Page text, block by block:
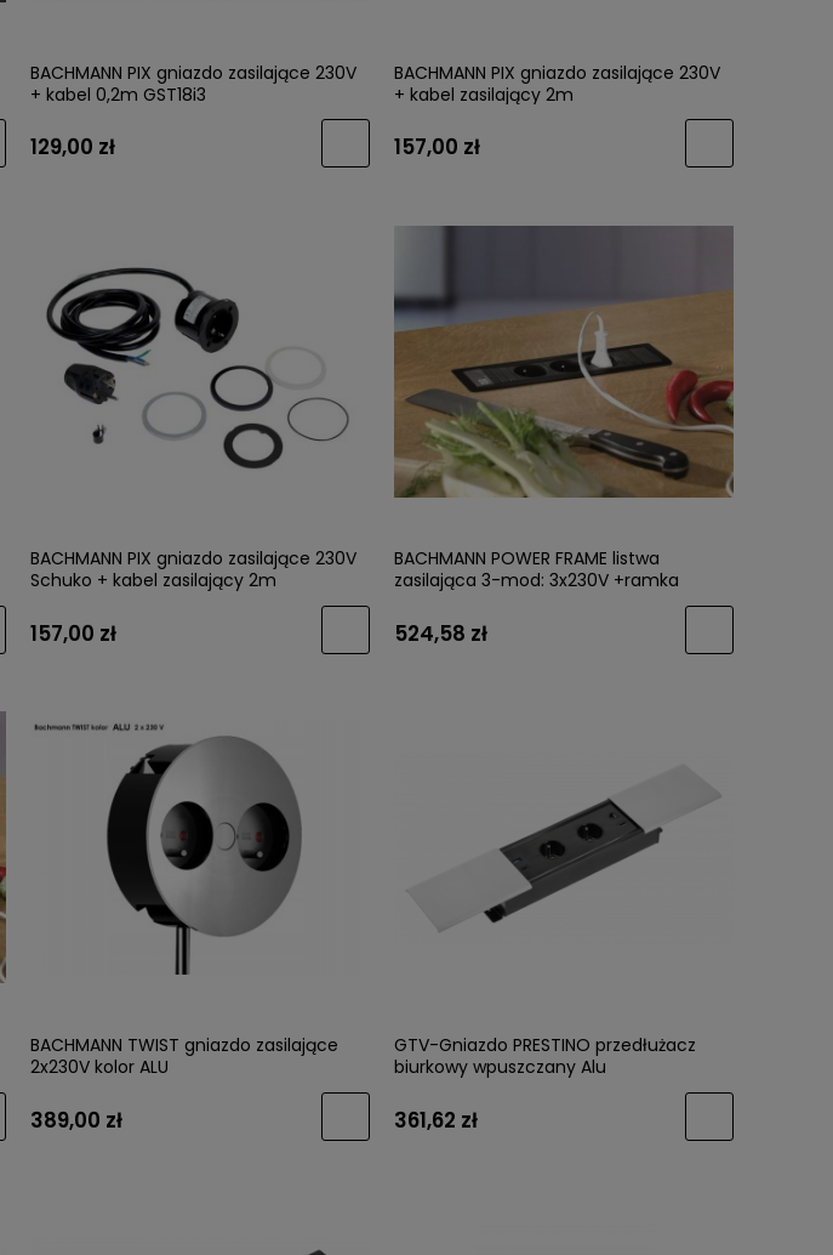
BACHMANN PIX gniazdo zasilające 230V
+ kabel 0,2m GST18i3
129,00 zł
BACHMANN PIX gniazdo zasilające 230V
+ kabel zasilający 2m
157,00 zł
BACHMANN PIX gniazdo zasilające 230V
Schuko + kabel zasilający 2m
157,00 zł
BACHMANN POWER FRAME listwa
zasilająca 3-mod: 3x230V +ramka
524,58 zł
BACHMANN TWIST gniazdo zasilające
2x230V kolor ALU
389,00 zł
GTV-Gniazdo PRESTINO przedłużacz
biurkowy wpuszczany Alu
361,62 zł